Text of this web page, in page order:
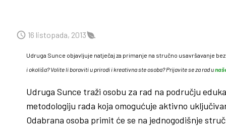
16 listopada, 2013
Udruga Sunce objavljuje natječaj za primanje na stručno usavršavanje
i okoliša? Volite li boraviti u prirodi i kreativna ste osoba? Prijavite se za rad u
Udruga Sunce traži osobu za rad na području
metodologiju rada koja omogućuje aktivno
Odabrana osoba primit će se na jednogodišnje